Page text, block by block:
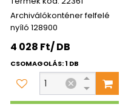
Archiválókonténer felfelé
nyíló 128900
4 028 Ft/ DB
CSOMAGOLÁS: 1 DB